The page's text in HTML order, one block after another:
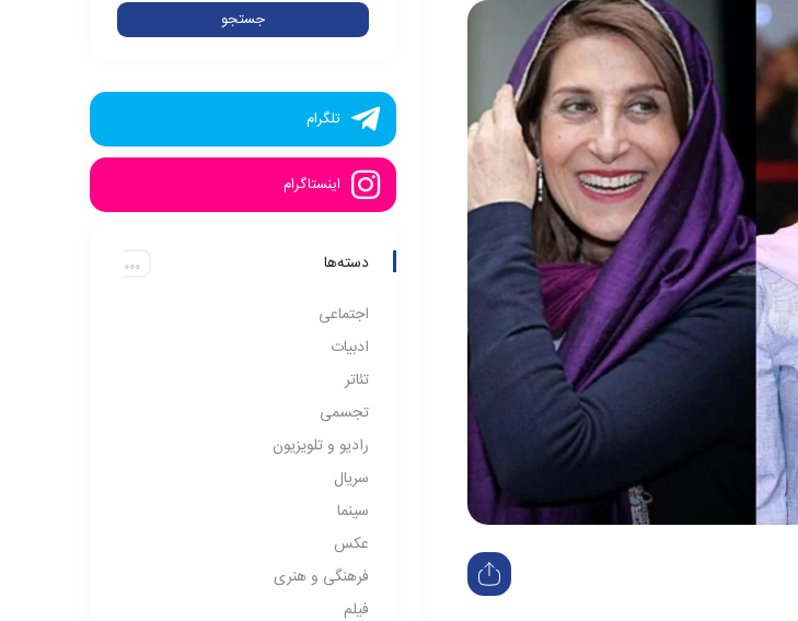
تلگرام
اینستاگرام
دسته‌ها
اجتماعی
ادبیات
تئاتر
تجسمی
رادیو و تلویزیون
سریال
سینما
عکس
فرهنگی و هنری
فیلم